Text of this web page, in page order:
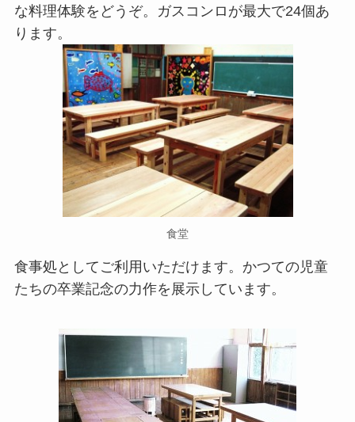
な料理体験をどうぞ。ガスコンロが最大で24個あ
ります。
食堂
食事処としてご利用いただけます。かつての児童
たちの卒業記念の力作を展示しています。